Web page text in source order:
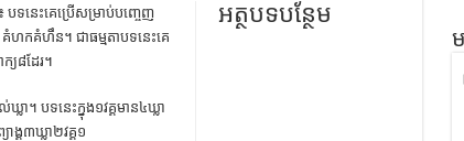
េះដឹងទូទៅ
ៅចំណេះដឹងទូទៅ
អត្ថបទបន្ថែម
បទនេះគេប្រើសម្រាប់បញ្ចេញ
ហកគំហឹន។ ជាធម្មតាបទនេះគេ
យ៨ដែរ។
លា។ បទនេះក្នុង១វគ្គមាន៤ឃ្លា
ាង្គ៣ឃ្លា២វគ្គ១